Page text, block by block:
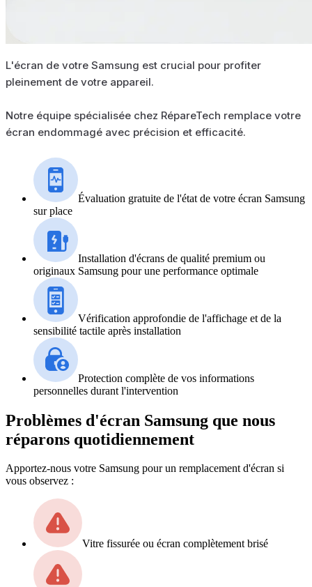
L'écran de votre Samsung est crucial pour profiter
pleinement de votre appareil.
Notre équipe spécialisée chez RépareTech remplace votre
écran endommagé avec précision et efficacité.
Évaluation gratuite de l'état de votre écran Samsung
sur place
Installation d'écrans de qualité premium ou
originaux Samsung pour une performance optimale
Vérification approfondie de l'affichage et de la
sensibilité tactile après installation
Protection complète de vos informations
personnelles durant l'intervention
Problèmes d'écran Samsung que nous
réparons quotidiennement
Apportez-nous votre Samsung pour un remplacement d'écran si
vous observez :
Vitre fissurée ou écran complètement brisé